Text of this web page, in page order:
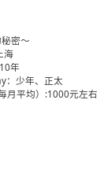
密～
海
年
：少年、正太
月平均）:1000元左右